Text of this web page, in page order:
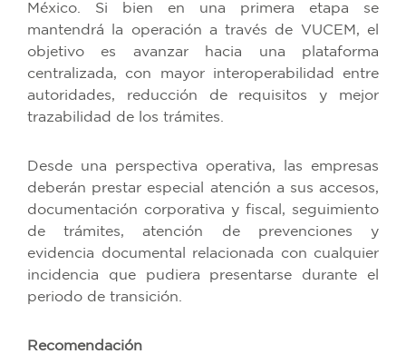
México. Si bien en una primera etapa se
mantendrá la operación a través de VUCEM, el
objetivo es avanzar hacia una plataforma
centralizada, con mayor interoperabilidad entre
autoridades, reducción de requisitos y mejor
trazabilidad de los trámites.
Desde una perspectiva operativa, las empresas
deberán prestar especial atención a sus accesos,
documentación corporativa y fiscal, seguimiento
de trámites, atención de prevenciones y
evidencia documental relacionada con cualquier
incidencia que pudiera presentarse durante el
periodo de transición.
Recomendación